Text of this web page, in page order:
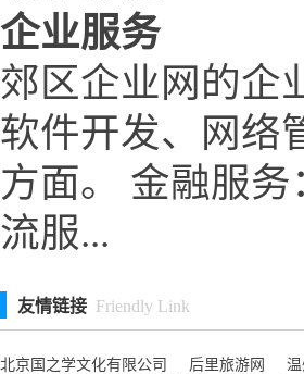
企业服务
郊区企业网的企
软件开发、网络
方面。 金融服
流服...
友情链接 Friendly Link
北京国之学文化有限公司 后里旅游网 温